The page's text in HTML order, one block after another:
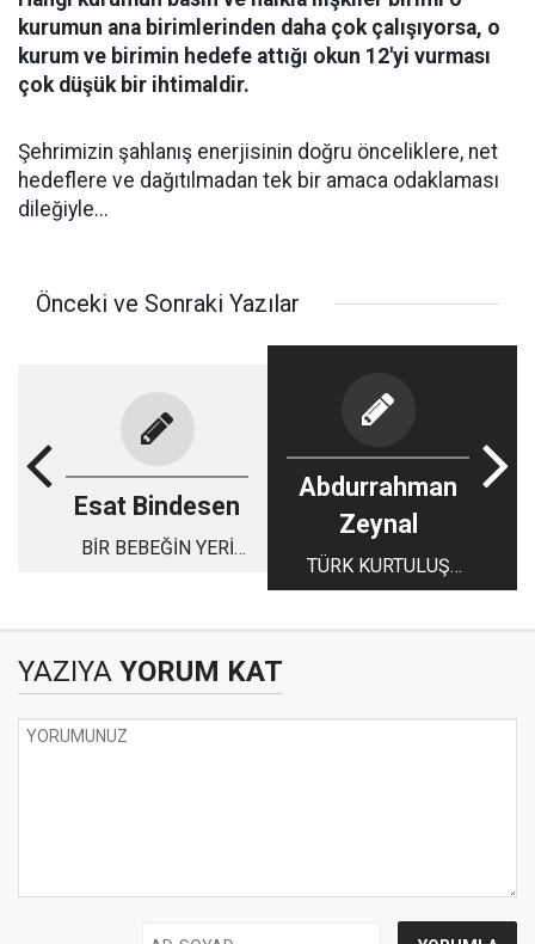
kurumun ana birimlerinden daha çok çalışıyorsa, o
kurum ve birimin hedefe attığı okun 12'yi vurması
çok düşük bir ihtimaldir.
​Şehrimizin şahlanış enerjisinin doğru önceliklere, net
hedeflere ve dağıtılmadan tek bir amaca odaklaması
dileğiyle...
Önceki ve Sonraki Yazılar
Esat Bindesen
BİR BEBEĞİN YERİ
Abdurrahman
Zeynal
TÜRK KURTULUŞ
SAVAŞI GERÇEK
YAZIYA YORUM KAT